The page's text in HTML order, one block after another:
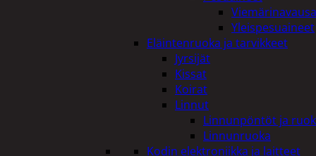
Yleispesuaineet
Eläintenruoka ja tarvikkeet
Jyrsijät
Kissat
Koirat
Linnut
Linnunpöntöt ja
Linnunruoka
Kodin elektroniikka ja laitteet